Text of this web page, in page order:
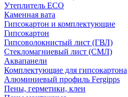
Утеплитель ECO
Каменная вата
Гипсокартон и комплектующие
Гипсокартон
Гипсоволокнистый лист (ГВЛ)
Стекломагниевый лист (СМЛ)
Аквапанели
Комплектующие для гипсокартона
Алюминиевый профиль Fergipps
Пены, герметики, клеи